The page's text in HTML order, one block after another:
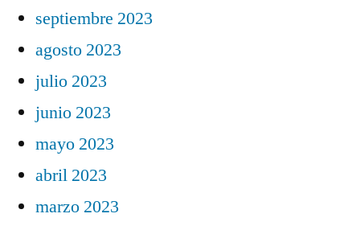
septiembre 2023
agosto 2023
julio 2023
junio 2023
mayo 2023
abril 2023
marzo 2023